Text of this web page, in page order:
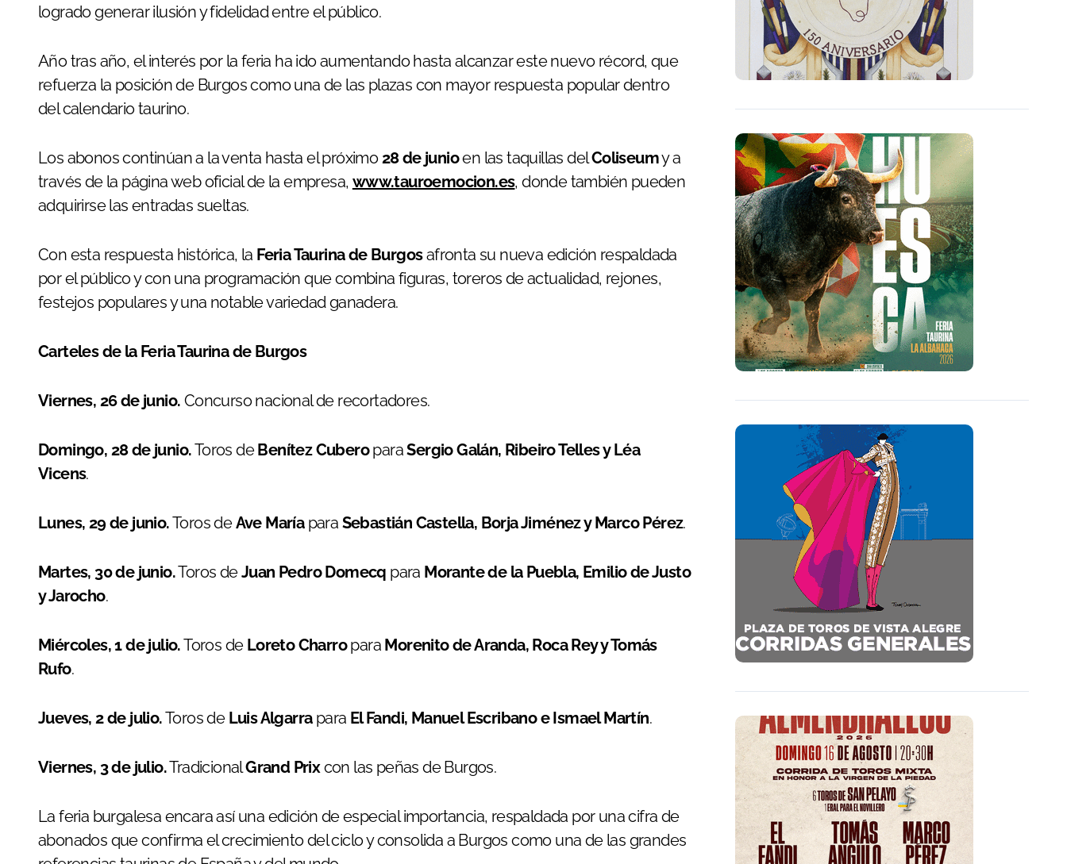
logrado generar ilusión y fidelidad entre el público.
Año tras año, el interés por la feria ha ido aumentando hasta alcanzar este nuevo récord, que
refuerza la posición de Burgos como una de las plazas con mayor respuesta popular dentro
del calendario taurino.
Los abonos continúan a la venta hasta el próximo28 de junioen las taquillas delColiseumy a
través de la página web oficial de la empresa, www.tauroemocion.es, donde también pueden
adquirirse las entradas sueltas.
Con esta respuesta histórica, la Feria Taurina de Burgosafronta su nueva edición respaldada
por el público y con una programación que combina figuras, toreros de actualidad, rejones,
festejos populares y una notable variedad ganadera.
Carteles de la Feria Taurina de Burgos
Viernes, 26 de junio. Concurso nacional de recortadores.
Domingo, 28 de junio.Toros deBenítez CuberoparaSergio Galán, Ribeiro Telles y Léa
Vicens.
Lunes, 29 de junio.Toros deAve Maríapara Sebastián Castella, Borja Jiménez y Marco Pérez.
Martes, 30 de junio.Toros deJuan Pedro Domecq para Morante de la Puebla, Emilio de Justo
y Jarocho.
Miércoles, 1 de julio.Toros de Loreto Charropara Morenito de Aranda, Roca Rey y Tomás
Rufo.
Jueves, 2 de julio.Toros de Luis Algarrapara El Fandi, Manuel Escribano e Ismael Martín.
Viernes, 3 de julio.TradicionalGrand Prixcon las peñas de Burgos.
La feria burgalesa encara así una edición de especial importancia, respaldada por una cifra de
abonados que confirma el crecimiento del ciclo y consolida a Burgos como una de las grandes